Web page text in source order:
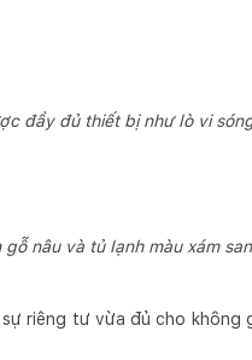
đầy đủ thiết bị như lò vi
nâu và tủ lạnh màu xám
riêng tư vừa đủ cho không